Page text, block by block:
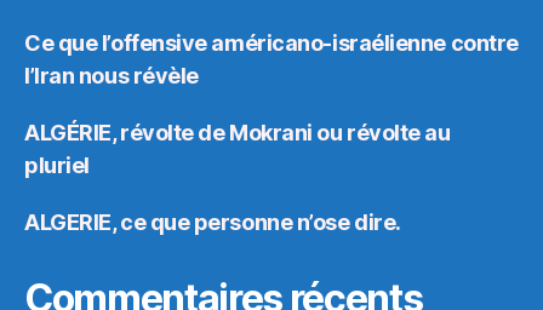
Ce que l’offensive américano-israélienne contre
l’Iran nous révèle
ALGÉRIE, révolte de Mokrani ou révolte au
pluriel
ALGERIE, ce que personne n’ose dire.
Commentaires récents